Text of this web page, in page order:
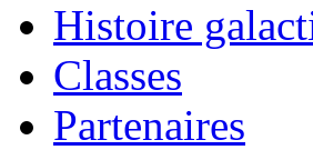
Histoire
Classes
Partenaires